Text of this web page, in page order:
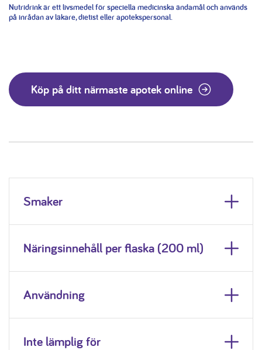
Nutridrinkär ett livsmedel för speciella medicinska ändamål och används
på inrådan av läkare, dietist eller apotekspersonal.
Köp på ditt närmaste apotek online
Smaker
Näringsinnehåll per flaska (200 ml)
Användning
Inte lämplig för